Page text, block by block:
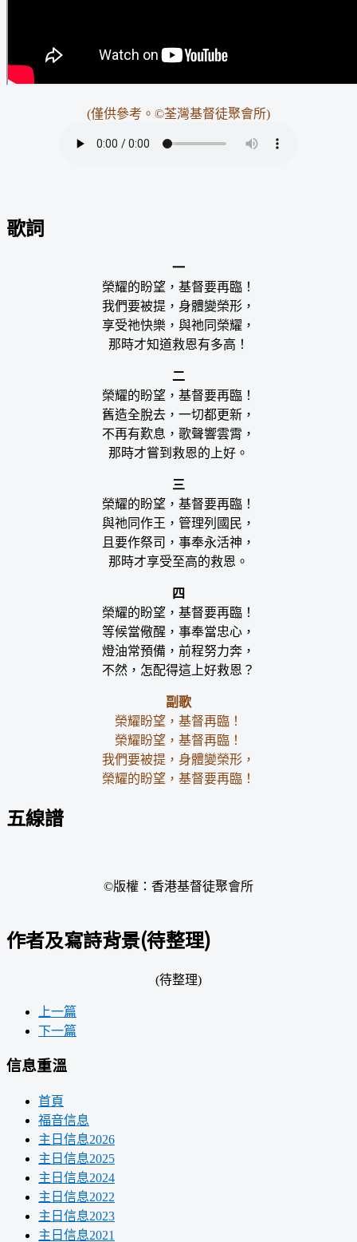
(僅供參考。©荃灣基督徒聚會所)
歌詞
一
榮耀的盼望，基督要再臨！
我們要被提，身體變榮形，
享受祂快樂，與祂同榮耀，
那時才知道救恩有多高！
二
榮耀的盼望，基督要再臨！
舊造全脫去，一切都更新，
不再有歎息，歌聲響雲霄，
那時才嘗到救恩的上好。
三
榮耀的盼望，基督要再臨！
與祂同作王，管理列國民，
且要作祭司，事奉永活神，
那時才享受至高的救恩。
四
榮耀的盼望，基督要再臨！
等候當儆醒，事奉當忠心，
燈油常預備，前程努力奔，
不然，怎配得這上好救恩？
副歌
榮耀盼望，基督再臨！
榮耀盼望，基督再臨！
我們要被提，身體變榮形，
榮耀的盼望，基督要再臨！
五線譜
©版權：香港基督徒聚會所
作者及寫詩背景(待整理)
(待整理)
上一篇
下一篇
信息重溫
首頁
福音信息
主日信息2026
主日信息2025
主日信息2024
主日信息2022
主日信息2023
主日信息2021